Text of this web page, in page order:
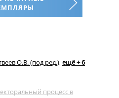
О.В. (под ред.), ещё + 6
процесс в